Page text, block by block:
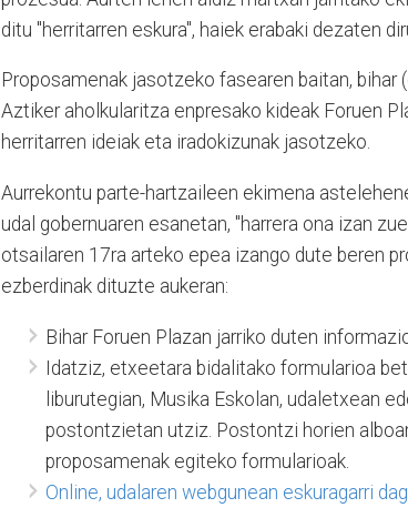
ditu "herritarren eskura", haiek erabaki dezaten
Proposamenak jasotzeko fasearen baitan,
Aztiker aholkularitza enpresako kideak Foruen
herritarren ideiak eta iradokizunak jasotzeko.
Aurrekontu parte-hartzaileen ekimena
udal gobernuaren esanetan, "harrera ona izan
otsailaren 17ra arteko epea izango dute beren
ezberdinak dituzte aukeran:
Bihar Foruen Plazan jarriko duten
Idatziz, etxeetara bidalitako formularioa
liburutegian, Musika Eskolan, udaletxean
postontzietan utziz. Postontzi horien
proposamenak egiteko formularioak.
Online, udalaren webgunean eskuragarri